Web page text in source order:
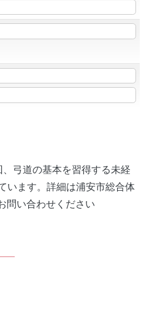
弓道の基本を習得する未経
います。詳細は浦安市総合体
問い合わせください